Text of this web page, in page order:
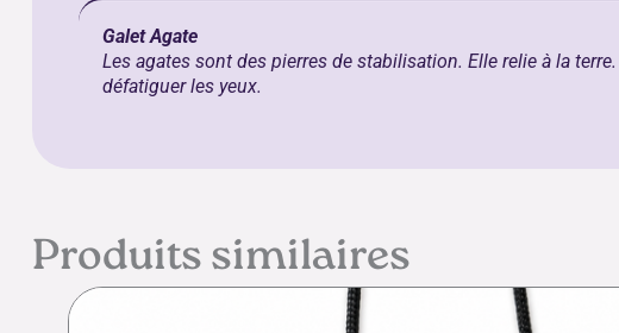
Galet Agate
Les agates sont des pierres de stabilisation. Elle relie à la
défatiguer les yeux.
Produits similaires